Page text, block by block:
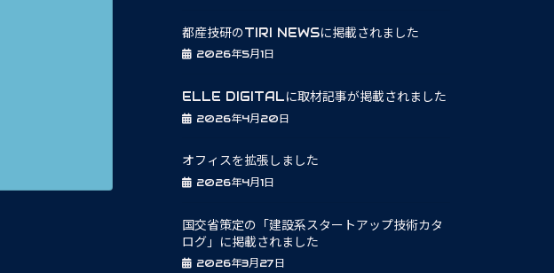
都産技研のTIRI NEWSに掲載されました
2026年5月1日
ELLE DIGITALに取材記事が掲載されました
2026年4月20日
オフィスを拡張しました
2026年4月1日
国交省策定の「建設系スタートアップ技術カタ
ログ」に掲載されました
2026年3月27日